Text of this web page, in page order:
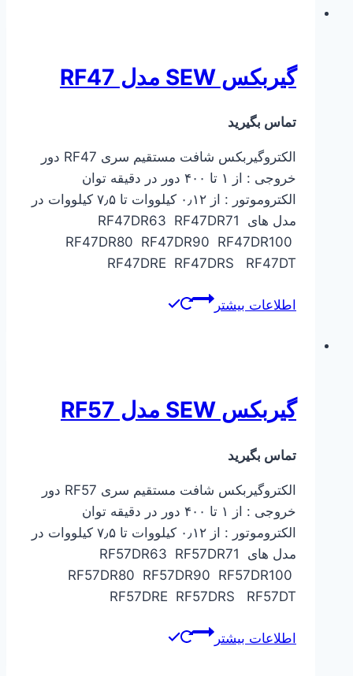
گیربکس SEW مدل RF47
تماس بگیرید
الکتروگیربکس شافت مستقیم سری RF47 دور
خروجی : از ۱ تا ۴۰۰ دور در دقیقه توان
الکتروموتور : از ۰٫۱۲ کیلووات تا ۷٫۵ کیلووات در
مدل های RF47DR63 RF47DR71
RF47DR80 RF47DR90 RF47DR100
RF47DRE RF47DRS RF47DT
اطلاعات بیشتر
گیربکس SEW مدل RF57
تماس بگیرید
الکتروگیربکس شافت مستقیم سری RF57 دور
خروجی : از ۱ تا ۴۰۰ دور در دقیقه توان
الکتروموتور : از ۰٫۱۲ کیلووات تا ۷٫۵ کیلووات در
مدل های RF57DR63 RF57DR71
RF57DR80 RF57DR90 RF57DR100
RF57DRE RF57DRS RF57DT
اطلاعات بیشتر